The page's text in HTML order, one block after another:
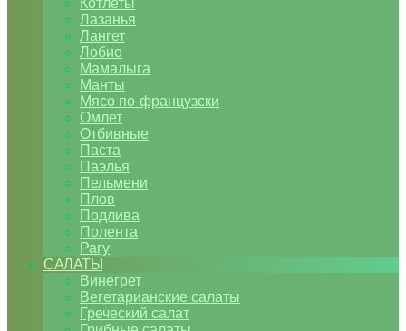
Котлеты
Лазанья
Лангет
Лобио
Мамалыга
Манты
Мясо по-французски
Омлет
Отбивные
Паста
Паэлья
Пельмени
Плов
Подлива
Полента
Рагу
САЛАТЫ
Винегрет
Вегетарианские салаты
Греческий салат